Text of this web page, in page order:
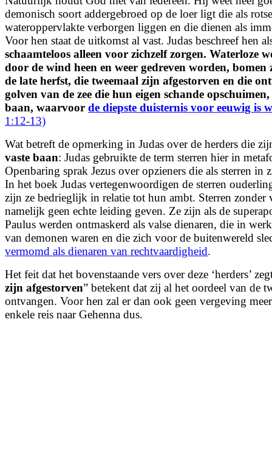
demonisch soort addergebroed op de loer ligt die als
wateroppervlakte verborgen liggen en die dienen als
Voor hen staat de uitkomst al vast. Judas beschreef hen
schaamteloos alleen voor zichzelf zorgen. Waterloze
door de wind heen en weer gedreven worden,
de late herfst, die tweemaal zijn afgestorven en die
golven van de zee die hun eigen schande
baan, waarvoor de diepste duisternis voor eeuwig is
1:12-13)
Wat betreft de opmerking in Judas over de herders die
vaste baan: Judas gebruikte de term sterren hier in
Openbaring sprak Jezus over opzieners die als sterren in
In het boek Judas vertegenwoordigen de sterren
zijn ze bedrieglijk in relatie tot hun ambt. Sterren zonder
namelijk geen echte leiding geven. Ze zijn als de
Paulus werden ontmaskerd als valse dienaren, die in
van demonen waren en die zich voor de buitenwereld
vermomd als dienaren van rechtvaardigheid.
Het feit dat het bovenstaande vers over deze ‘herders’
zijn afgestorven” betekent dat zij al het oordeel van de
ontvangen. Voor hen zal er dan ook geen vergeving
enkele reis naar Gehenna dus.